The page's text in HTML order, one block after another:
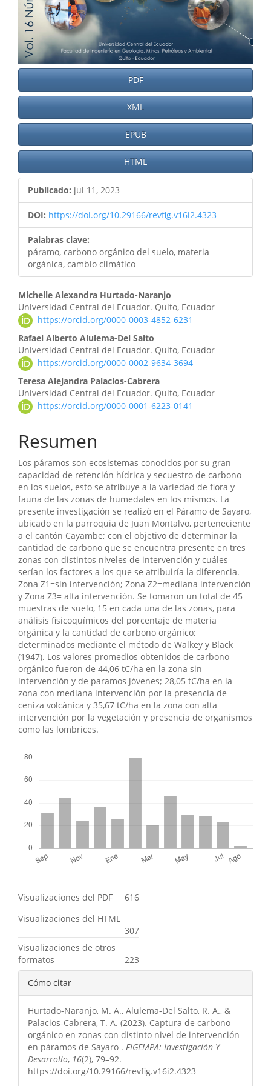
PDF
XML
EPUB
HTML
Publicado: jul 11, 2023
DOI: https://doi.org/10.29166/revfig.v16i2.4323
Palabras clave:
páramo, carbono orgánico del suelo, materia
orgánica, cambio climático
Contenido
principal
del
artículo
Michelle Alexandra Hurtado-Naranjo
Universidad Central del Ecuador. Quito, Ecuador
https://orcid.org/0000-0003-4852-6231
Rafael Alberto Alulema-Del Salto
Universidad Central del Ecuador. Quito, Ecuador
https://orcid.org/0000-0002-9634-3694
Teresa Alejandra Palacios-Cabrera
Universidad Central del Ecuador. Quito, Ecuador
https://orcid.org/0000-0001-6223-0141
Resumen
Los páramos son ecosistemas conocidos por su gran
capacidad de retención hídrica y secuestro de carbono
en los suelos, esto se atribuye a la variedad de flora y
fauna de las zonas de humedales en los mismos. La
presente investigación se realizó en el Páramo de Sayaro,
ubicado en la parroquia de Juan Montalvo, perteneciente
a el cantón Cayambe; con el objetivo de determinar la
cantidad de carbono que se encuentra presente en tres
zonas con distintos niveles de intervención y cuáles
serían los factores a los que se atribuiría la diferencia.
Zona Z1=sin intervención; Zona Z2=mediana intervención
y Zona Z3= alta intervención. Se tomaron un total de 45
muestras de suelo, 15 en cada una de las zonas, para
análisis fisicoquímicos del porcentaje de materia
orgánica y la cantidad de carbono orgánico;
determinados mediante el método de Walkey y Black
(1947). Los valores promedios obtenidos de carbono
orgánico fueron de 44,06 tC/ha en la zona sin
intervención y de paramos jóvenes; 28,05 tC/ha en la
zona con mediana intervención por la presencia de
ceniza volcánica y 35,67 tC/ha en la zona con alta
intervención por la vegetación y presencia de organismos
como las lombrices.
Visualizaciones del PDF
616
Visualizaciones del HTML
307
Visualizaciones de otros
formatos
223
Detalles
del
artículo
Cómo citar
Hurtado-Naranjo, M. A., Alulema-Del Salto, R. A., &
Palacios-Cabrera, T. A. (2023). Captura de carbono
orgánico en zonas con distinto nivel de intervención
en páramos de Sayaro . FIGEMPA: Investigación Y
Desarrollo, 16(2), 79–92.
https://doi.org/10.29166/revfig.v16i2.4323